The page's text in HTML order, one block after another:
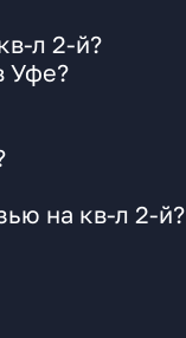
л 2-й?
Уфе?
на кв-л 2-й?